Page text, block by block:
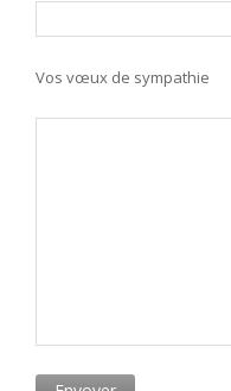
Vos vœux de sympathie